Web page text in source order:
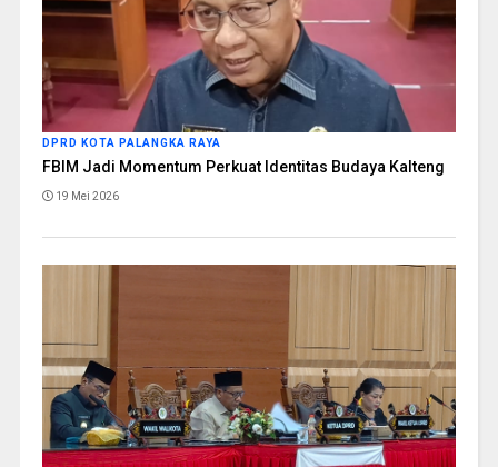
DPRD KOTA PALANGKA RAYA
FBIM Jadi Momentum Perkuat Identitas Budaya Kalteng
19 Mei 2026